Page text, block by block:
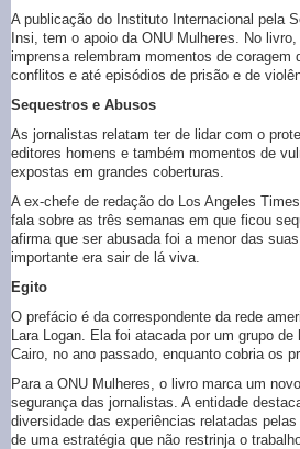
A publicação do Instituto Internacional pela
Insi, tem o apoio da ONU Mulheres. No
imprensa relembram momentos de coragem
conflitos e até episódios de prisão e de
Sequestros e Abusos
As jornalistas relatam ter de lidar com o
editores homens e também momentos de
expostas em grandes coberturas.
A ex-chefe de redação do Los Angeles
fala sobre as três semanas em que ficou
afirma que ser abusada foi a menor das
importante era sair de lá viva.
Egito
O prefácio é da correspondente da rede
Lara Logan. Ela foi atacada por um grupo
Cairo, no ano passado, enquanto cobria os
Para a ONU Mulheres, o livro marca um
segurança das jornalistas. A entidade
diversidade das experiências relatadas
de uma estratégia que não restrinja o